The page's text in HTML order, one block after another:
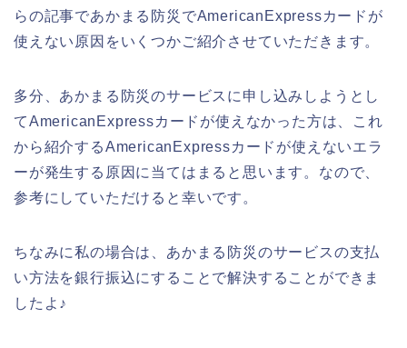
らの記事であかまる防災でAmericanExpressカードが
使えない原因をいくつかご紹介させていただきます。
多分、あかまる防災のサービスに申し込みしようとし
てAmericanExpressカードが使えなかった方は、これ
から紹介するAmericanExpressカードが使えないエラ
ーが発生する原因に当てはまると思います。なので、
参考にしていただけると幸いです。
ちなみに私の場合は、あかまる防災のサービスの支払
い方法を銀行振込にすることで解決することができま
したよ♪